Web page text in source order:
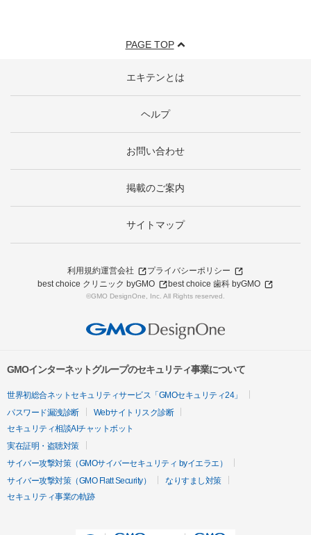
PAGE TOP
エキテンとは
ヘルプ
お問い合わせ
掲載のご案内
サイトマップ
利用規約運営会社
プライバシーポリシー
best choice クリニック byGMO
best choice 歯科 byGMO
©GMO DesignOne, Inc. All Rights reserved.
GMOインターネットグループのセキュリティ事業について
世界初総合ネットセキュリティサービス「GMOセキュリティ24」
パスワード漏洩診断
Webサイトリスク診断
セキュリティ相談AIチャットボット
実在証明・盗聴対策
サイバー攻撃対策（GMOサイバーセキュリティ byイエラエ）
サイバー攻撃対策（GMO Flatt Security）
なりすまし対策
セキュリティ事業の軌跡